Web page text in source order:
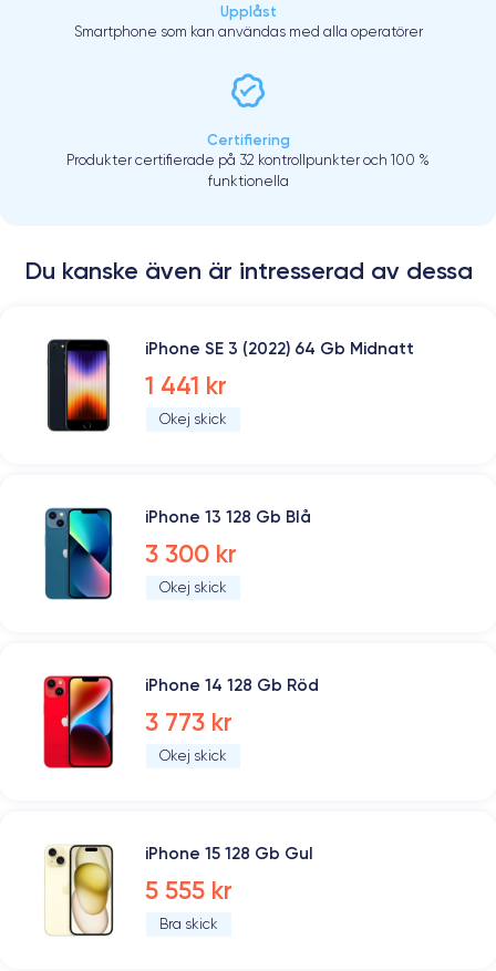
Upplåst
Smartphone som kan användas med alla operatörer
Certifiering
Produkter certifierade på 32 kontrollpunkter och 100 %
funktionella
Du kanske även är intresserad av dessa
iPhone SE 3 (2022) 64 Gb Midnatt
1 441 kr
Okej skick
iPhone 13 128 Gb Blå
3 300 kr
Okej skick
iPhone 14 128 Gb Röd
3 773 kr
Okej skick
iPhone 15 128 Gb Gul
5 555 kr
Bra skick